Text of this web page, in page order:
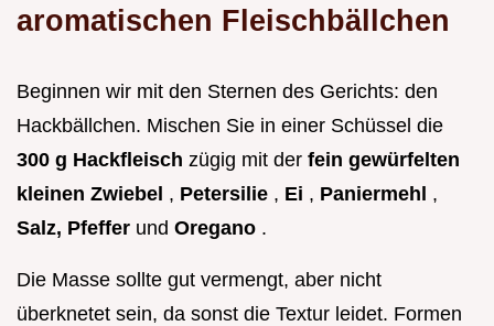
aromatischen Fleischbällchen
Beginnen wir mit den Sternen des Gerichts: den
Hackbällchen. Mischen Sie in einer Schüssel die
300 g Hackfleisch zügig mit der fein gewürfelten
kleinen Zwiebel , Petersilie , Ei , Paniermehl ,
Salz, Pfeffer und Oregano .
Die Masse sollte gut vermengt, aber nicht
überknetet sein, da sonst die Textur leidet. Formen